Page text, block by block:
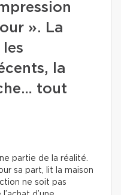
». La
la
tout
partie de la réalité.
sa part, lit la maison
ne soit pas